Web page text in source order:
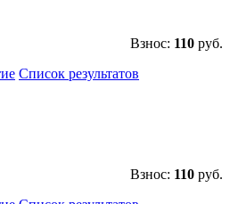
Взнос: 110 руб.
Список результатов
Взнос: 110 руб.